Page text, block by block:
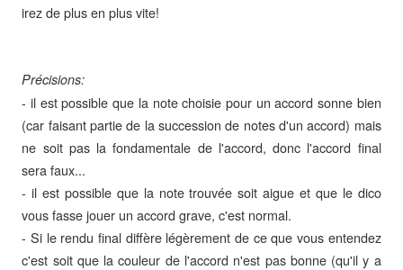
irez de plus en plus vite!
Précisions:
- il est possible que la note choisie pour un accord sonne bien
(car faisant partie de la succession de notes d'un accord) mais
ne soit pas la fondamentale de l'accord, donc l'accord final
sera faux...
- il est possible que la note trouvée soit aigue et que le dico
vous fasse jouer un accord grave, c'est normal.
- Si le rendu final diffère légèrement de ce que vous entendez
c'est soit que la couleur de l'accord n'est pas bonne (qu'il y a